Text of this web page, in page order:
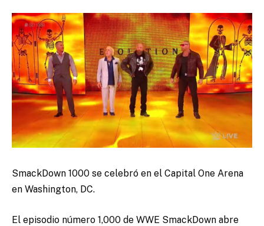
SmackDown 1000 se celebró en el Capital One Arena
en Washington, DC.
El episodio número 1,000 de WWE SmackDown abre